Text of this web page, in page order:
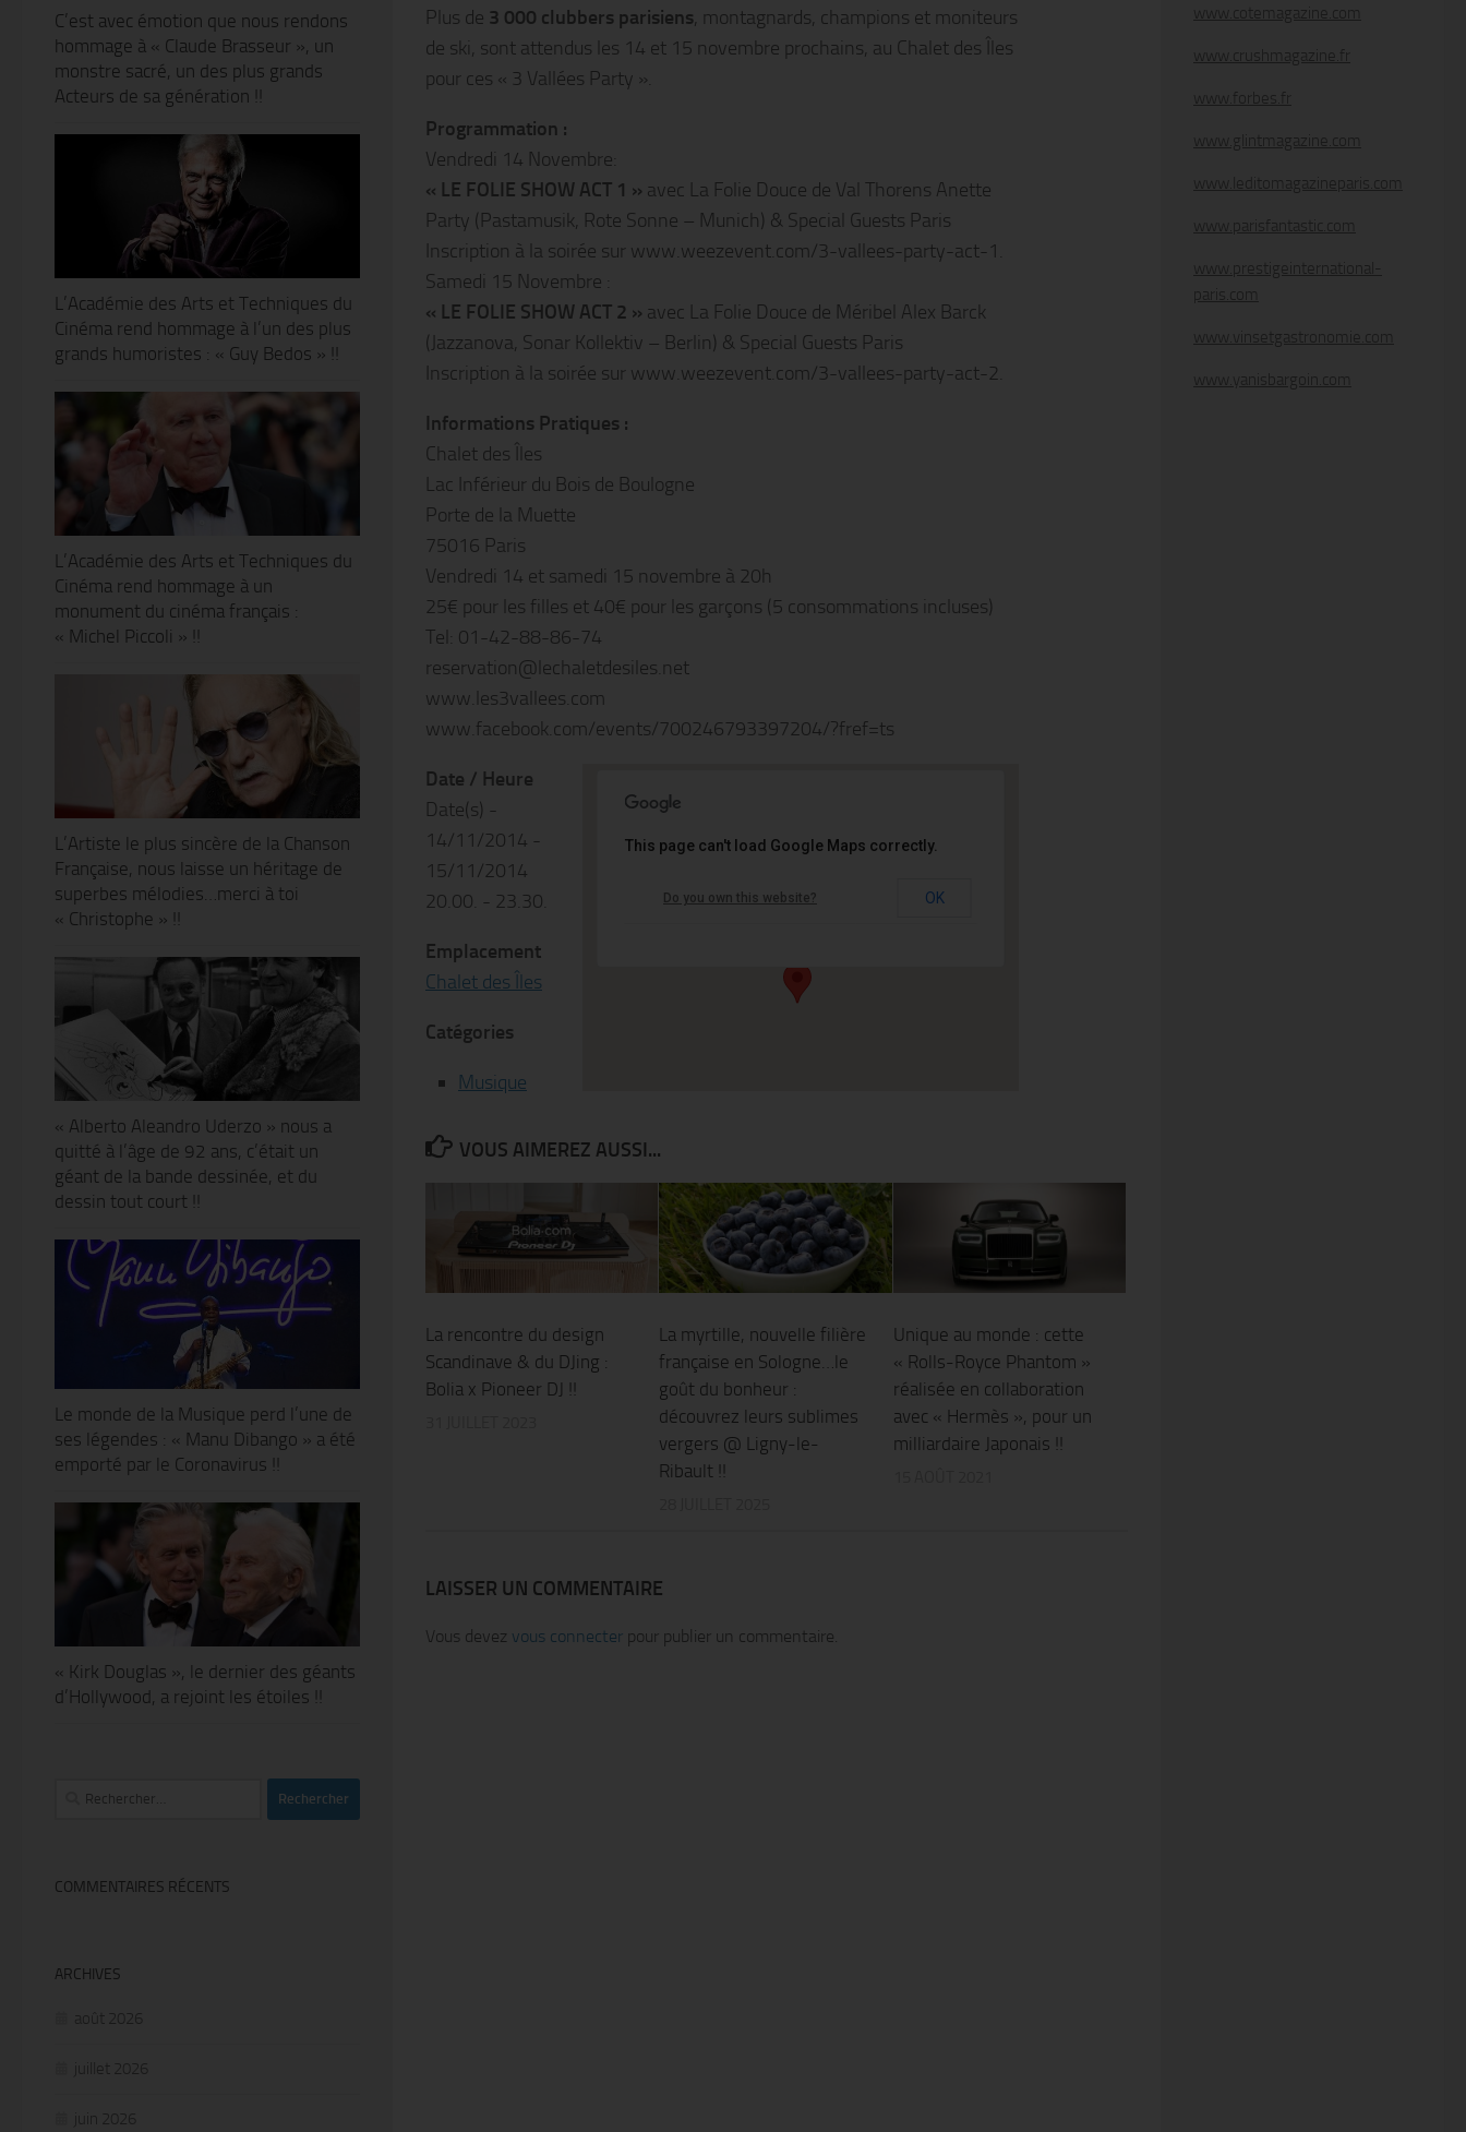
Plus de 3 000 clubbers parisiens, montagnards, champions et moniteurs
de ski, sont attendus les 14 et 15 novembre prochains, au Chalet des Îles
pour ces « 3 Vallées Party ».
Programmation :
Vendredi 14 Novembre:
« LE FOLIE SHOW ACT 1 » avec La Folie Douce de Val Thorens Anette
Party (Pastamusik, Rote Sonne – Munich) & Special Guests Paris
Inscription à la soirée sur www.weezevent.com/3-vallees-party-act-1.
Samedi 15 Novembre :
« LE FOLIE SHOW ACT 2 » avec La Folie Douce de Méribel Alex Barck
(Jazzanova, Sonar Kollektiv – Berlin) & Special Guests Paris
Inscription à la soirée sur www.weezevent.com/3-vallees-party-act-2.
Informations Pratiques :
Chalet des Îles
Lac Inférieur du Bois de Boulogne
Porte de la Muette
75016 Paris
Vendredi 14 et samedi 15 novembre à 20h
25€ pour les filles et 40€ pour les garçons (5 consommations incluses)
Tel: 01-42-88-86-74
reservation@lechaletdesiles.net
www.les3vallees.com
www.facebook.com/events/700246793397204/?fref=ts
Chalet des Îles
Lac Inférieur du Bois de Boulogne Porte de la
Muette - 75016 Paris
This page can't load Google Maps correctly.
Do you own this website? OK
Date / Heure
Date(s) -
14/11/2014 -
15/11/2014
20.00. - 23.30.
Emplacement
Chalet des Îles
Catégories
Musique
VOUS AIMEREZ AUSSI...
La rencontre du design
Scandinave & du DJing :
Bolia x Pioneer DJ !!
La myrtille, nouvelle filière
française en Sologne…le
goût du bonheur :
découvrez leurs sublimes
vergers @ Ligny-le-
Ribault !!
Unique au monde : cette
« Rolls-Royce Phantom »
réalisée en collaboration
avec « Hermès », pour un
milliardaire Japonais !!
LAISSER UN COMMENTAIRE
Vous devez vous connecter pour publier un commentaire.
C’est avec émotion que nous rendons
hommage à « Claude Brasseur », un
monstre sacré, un des plus grands
Acteurs de sa génération !!
L’Académie des Arts et Techniques du
Cinéma rend hommage à l’un des plus
grands humoristes : « Guy Bedos » !!
L’Académie des Arts et Techniques du
Cinéma rend hommage à un
monument du cinéma français :
« Michel Piccoli » !!
L’Artiste le plus sincère de la Chanson
Française, nous laisse un héritage de
superbes mélodies…merci à toi
« Christophe » !!
« Alberto Aleandro Uderzo » nous a
quitté à l’âge de 92 ans, c’était un
géant de la bande dessinée, et du
dessin tout court !!
Le monde de la Musique perd l’une de
ses légendes : « Manu Dibango » a été
emporté par le Coronavirus !!
« Kirk Douglas », le dernier des géants
d’Hollywood, a rejoint les étoiles !!
Rechercher :
COMMENTAIRES RÉCENTS
ARCHIVES
août 2026
juillet 2026
juin 2026
www.cotemagazine.com
www.crushmagazine.fr
www.forbes.fr
www.glintmagazine.com
www.leditomagazineparis.com
www.parisfantastic.com
www.prestigeinternational-
paris.com
www.vinsetgastronomie.com
www.yanisbargoin.com